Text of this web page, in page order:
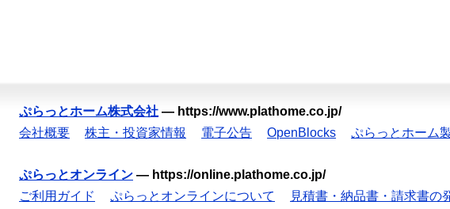
ぷらっとホーム株式会社 — https://www.plathome.co.jp/
会社概要
株主・投資家情報 電子公告 OpenBlocks ぷらっとホーム
ぷらっとオンライン — https://online.plathome.co.jp/
ご利用ガイド
ぷらっとオンラインについて 見積書・納品書・請求書の